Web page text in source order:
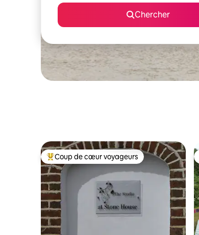
Chercher
Coup de cœur voyageurs parmi les plus aimés
Coup de cœur voyageurs